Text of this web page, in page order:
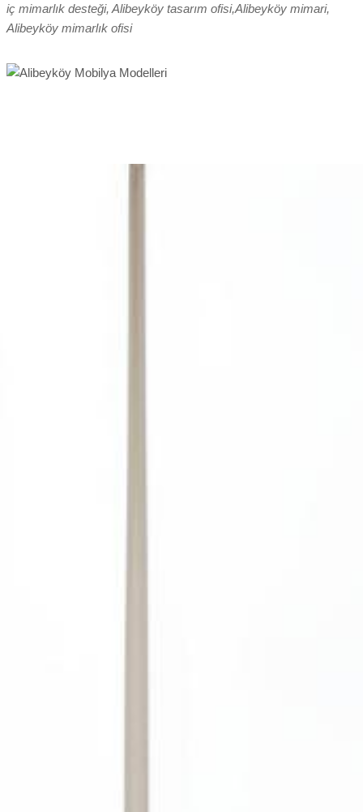
iç mimarlık desteği, Alibeyköy tasarım ofisi,Alibeyköy mimari,
Alibeyköy mimarlık ofisi